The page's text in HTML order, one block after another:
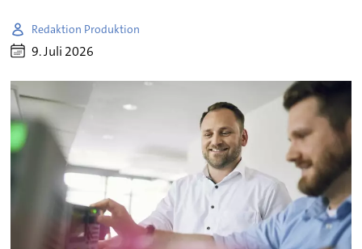
Redaktion Produktion
9. Juli 2026